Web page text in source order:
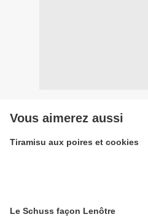
Vous aimerez aussi
Tiramisu aux poires et cookies
Le Schuss façon Lenôtre